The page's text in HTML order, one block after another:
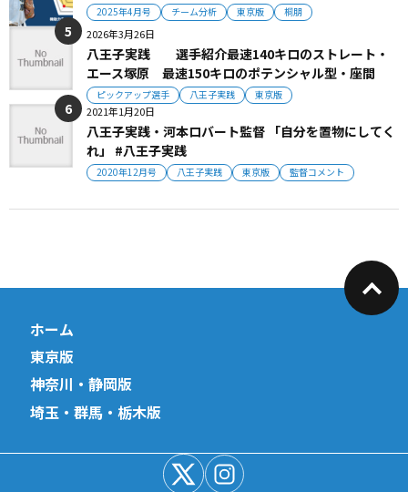
2025年4月号 チーム分析 東京版 桐朋
2026年3月26日
八王子実践 選手紹介最速140キロのストレート・
エース塚原 最速150キロのポテンシャル型・座間
ピックアップ選手 八王子実践 東京版
2021年1月20日
八王子実践・河本ロバート監督 「自分を置物にしてく
れ」 #八王子実践
2020年12月号 八王子実践 東京版 監督コメント
ホーム
東京版
神奈川・静岡版
埼玉・群馬・栃木版